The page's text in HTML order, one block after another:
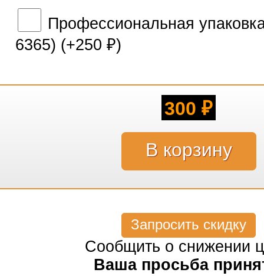
Профессиональная
6365) (+250 ₽)
300 ₽
Запросить скидку
Сообщить о снижении
Ваша просьба